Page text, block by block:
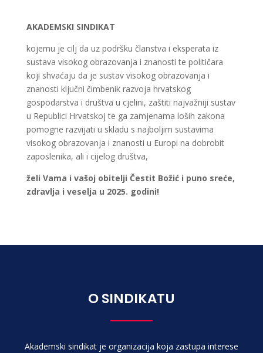
AKADEMSKI SINDIKAT
kojemu je cilj da uz podršku članstva i eksperata iz
sustava visokog obrazovanja i znanosti te političara
koji shvaćaju da je sustav visokog obrazovanja i
znanosti ključni čimbenik razvoja hrvatskog
gospodarstva i društva u cjelini, zaštiti najvažniji sustav
u Republici Hrvatskoj te ga zamjenama loših zakona
pomogne razvijati u skladu s najboljim sustavima
visokog obrazovanja i znanosti u Europi na dobrobit
zaposlenika, ali i cijelog društva,
želi Vama i vašoj obitelji Čestit Božići puno sreće,
zdravlja i veselja u 2025. godini!
O SINDIKATU
Akademski sindikat je organizacija koja zastupa interese